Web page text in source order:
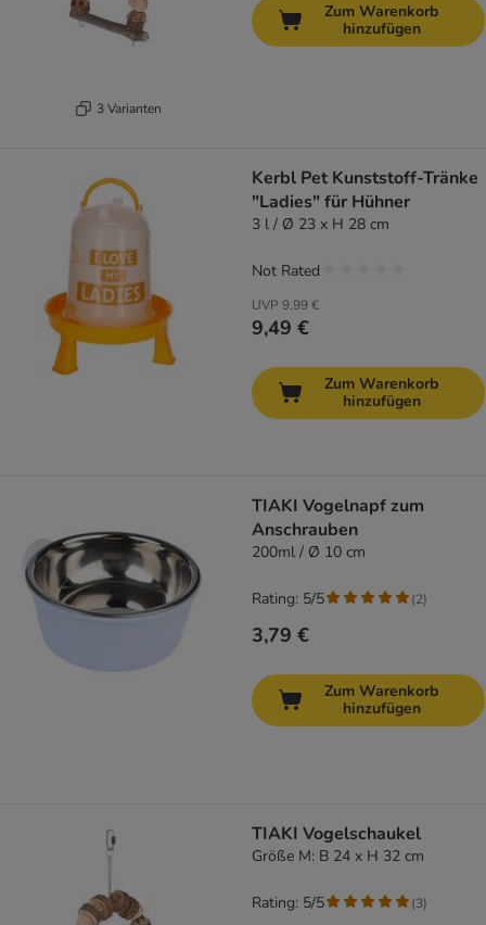
3 Varianten
Zum Warenkorb
hinzufügen
Kerbl Pet Kunststoff-Tränke
"Ladies" für Hühner
3 l / Ø 23 x H 28 cm
UVP 9,99 €
9,49 €
Not Rated
Zum Warenkorb
hinzufügen
TIAKI Vogelnapf zum
Anschrauben
200ml / Ø 10 cm
3,79 €
Rating: 5/5 (2)
Zum Warenkorb
hinzufügen
TIAKI Vogelschaukel
Größe M: B 24 x H 32 cm
Rating: 5/5 (3)